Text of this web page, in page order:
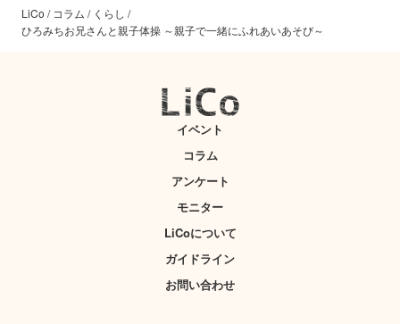
LiCo / コラム / くらし /
ひろみちお兄さんと親子体操 ～親子で一緒にふれあいあそび～
イベント
コラム
アンケート
モニター
LiCoについて
ガイドライン
お問い合わせ